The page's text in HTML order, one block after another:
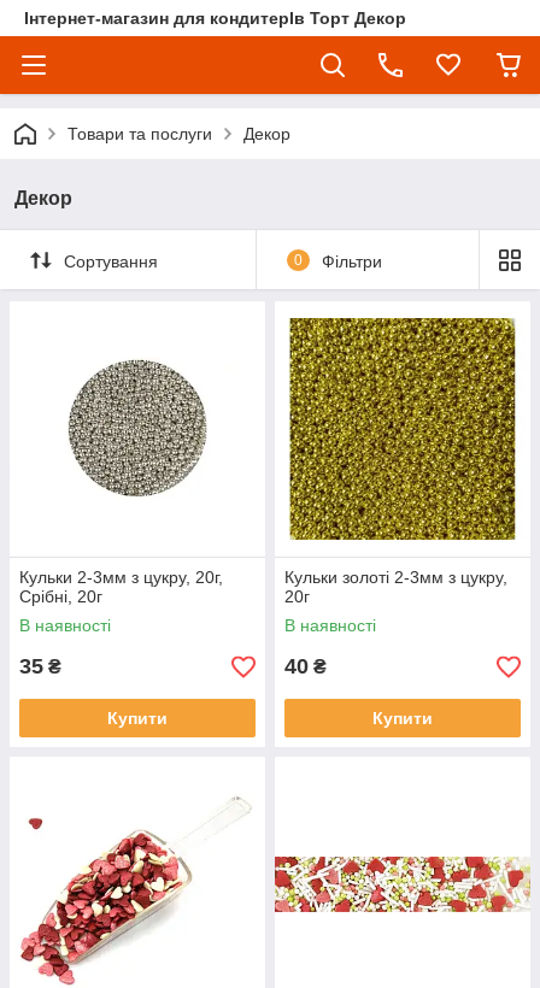
Інтернет-магазин для кондитерІв Торт Декор
Товари та послуги Декор
Декор
Сортування 0 Фільтри
Кульки 2-3мм з цукру, 20г,
Срібні, 20г
В наявності
35 ₴
Купити
Кульки золоті 2-3мм з цукру,
20г
В наявності
40 ₴
Купити